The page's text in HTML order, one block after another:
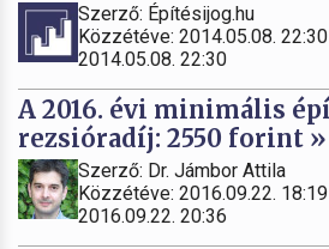
Szerző: Építésijog.hu
Közzétéve: 2014.05.08.
2014.05.08. 22:30
A 2016. évi minimális
rezsióradíj: 2550 forint »
Szerző: Dr. Jámbor Attila
Közzétéve: 2016.09.22.
2016.09.22. 20:36